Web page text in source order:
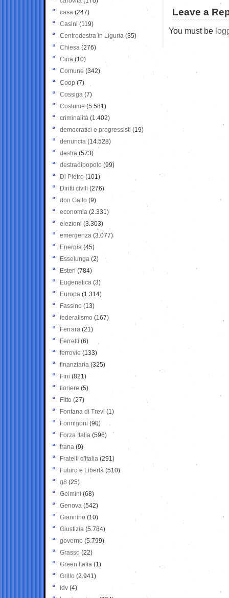
Leave a
You must be
casa (247)
Casini (119)
Centrodestra in Liguria (35)
Chiesa (276)
Cina (10)
Comune (342)
Coop (7)
Cossiga (7)
Costume (5.581)
criminalità (1.402)
democratici e progressisti (19)
denuncia (14.528)
destra (573)
destradipopolo (99)
Di Pietro (101)
Diritti civili (276)
don Gallo (9)
economia (2.331)
elezioni (3.303)
emergenza (3.077)
Energia (45)
Esselunga (2)
Esteri (784)
Eugenetica (3)
Europa (1.314)
Fassino (13)
federalismo (167)
Ferrara (21)
Ferretti (6)
ferrovie (133)
finanziaria (325)
Fini (821)
fioriere (5)
Fitto (27)
Fontana di Trevi (1)
Formigoni (90)
Forza Italia (596)
frana (9)
Fratelli d'Italia (291)
Futuro e Libertà (510)
g8 (25)
Gelmini (68)
Genova (542)
Giannino (10)
Giustizia (5.784)
governo (5.799)
Grasso (22)
Green Italia (1)
Grillo (2.941)
Idv (4)